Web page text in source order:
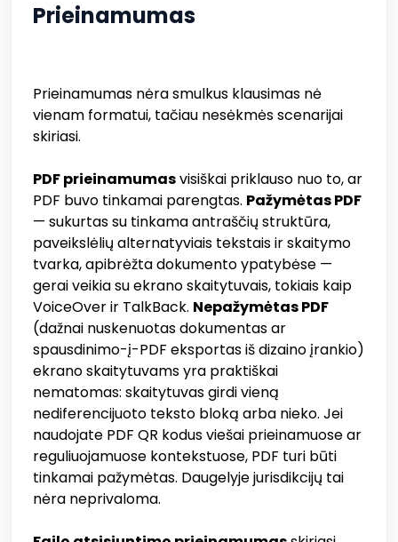
Prieinamumas
Prieinamumas nėra smulkus klausimas nė
vienam formatui, tačiau nesėkmės scenarijai
skiriasi.
PDF prieinamumasvisiškai priklauso nuo to, ar
PDF buvo tinkamai parengtas. Pažymėtas PDF
— sukurtas su tinkama antraščių struktūra,
paveikslėlių alternatyviais tekstais ir skaitymo
tvarka, apibrėžta dokumento ypatybėse —
gerai veikia su ekrano skaitytuvais, tokiais kaip
VoiceOver ir TalkBack. Nepažymėtas PDF
(dažnai nuskenuotas dokumentas ar
spausdinimo-į-PDF eksportas iš dizaino įrankio)
ekrano skaitytuvams yra praktiškai
nematomas: skaitytuvas girdi vieną
nediferencijuoto teksto bloką arba nieko. Jei
naudojate PDF QR kodus viešai prieinamuose ar
reguliuojamuose kontekstuose, PDF turi būti
tinkamai pažymėtas. Daugelyje jurisdikcijų tai
nėra neprivaloma.